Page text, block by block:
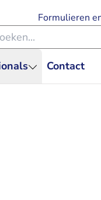
Contact
Formulieren
binnen de